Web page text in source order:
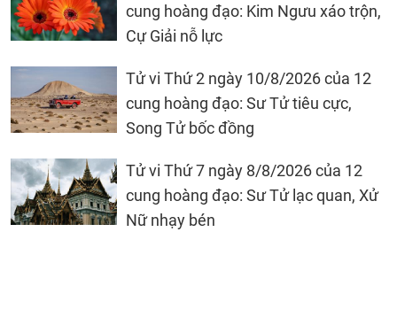
cung hoàng đạo: Kim Ngưu xáo trộn,
Cự Giải nỗ lực
Tử vi Thứ 2 ngày 10/8/2026 của 12
cung hoàng đạo: Sư Tử tiêu cực,
Song Tử bốc đồng
Tử vi Thứ 7 ngày 8/8/2026 của 12
cung hoàng đạo: Sư Tử lạc quan, Xử
Nữ nhạy bén